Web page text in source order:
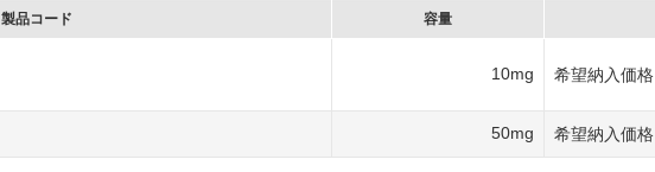
製品コード 容量
10mg 希望納入価格
50mg 希望納入価格